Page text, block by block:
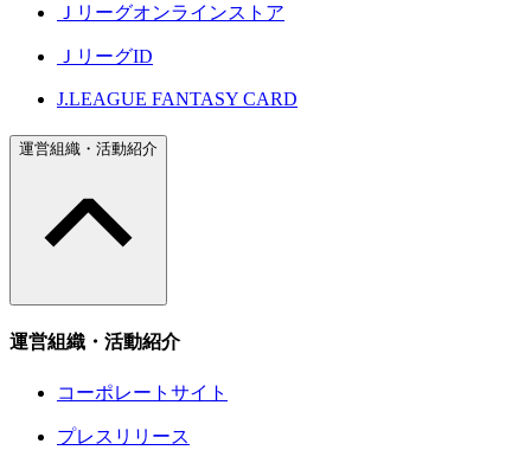
Ｊリーグオンラインストア
ＪリーグID
J.LEAGUE FANTASY CARD
運営組織・活動紹介
運営組織・活動紹介
コーポレートサイト
プレスリリース